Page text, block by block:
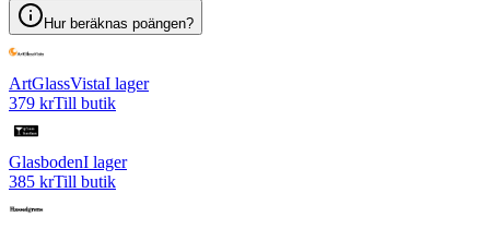
Hur beräknas poängen?
ArtGlassVistaI lager
379 krTill butik
GlasbodenI lager
385 krTill butik